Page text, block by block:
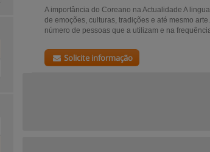
A importância do Coreano na Actualidade A
de emoções, culturas, tradições e até mesmo
número de pessoas que a utilizam e na
Solicite informação